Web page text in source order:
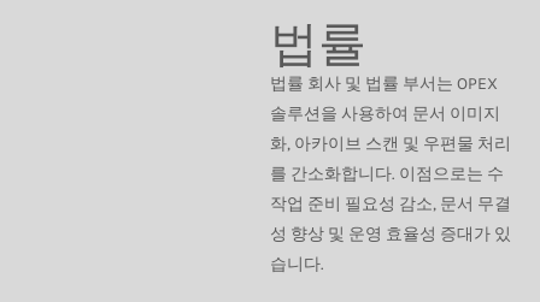
법률
법률 회사 및 법률 부서는 OPEX
솔루션을 사용하여 문서 이미지
화, 아카이브 스캔 및 우편물 처리
를 간소화합니다. 이점으로는 수
작업 준비 필요성 감소, 문서 무결
성 향상 및 운영 효율성 증대가 있
습니다.